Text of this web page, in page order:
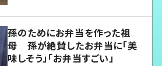
孫のためにお弁当を作った祖
母 孫が絶賛したお弁当に「美
味しそう」「お弁当すごい」